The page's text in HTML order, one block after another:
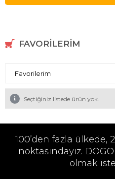
FAVORILERIM
Seçtiğiniz listede ürün yok.
100’den fazla ülkede,
noktasındayız.
olmak